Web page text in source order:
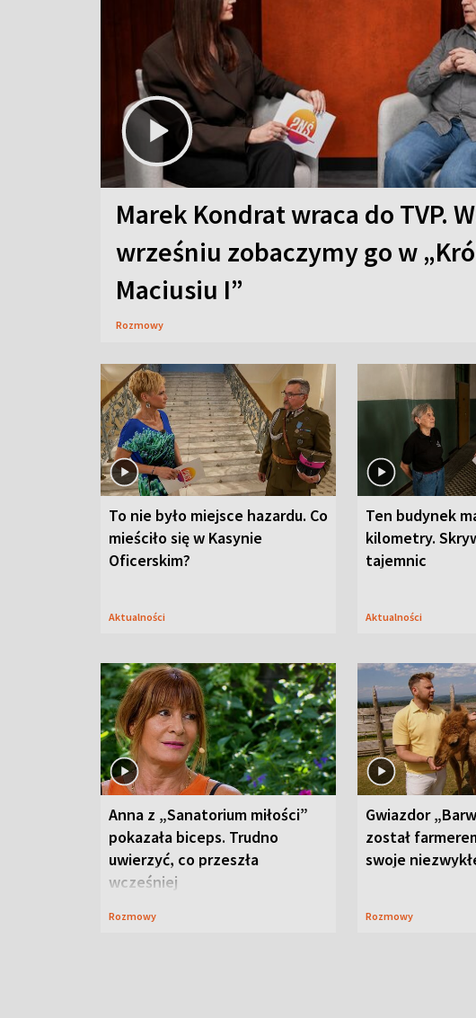
Marek Kondrat wraca do TVP.
wrześniu zobaczymy go w
Maciusiu I”
Rozmowy
To nie było miejsce hazardu. Co
mieściło się w Kasynie
Oficerskim?
Aktualności
Ten budynek
kilometry.
tajemnic
Aktualności
Anna z „Sanatorium miłości”
pokazała biceps. Trudno
uwierzyć, co przeszła
wcześniej
Rozmowy
Gwiazdor
został
swoje
Rozmowy